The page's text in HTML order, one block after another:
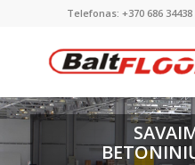
Telefonas: +370 686